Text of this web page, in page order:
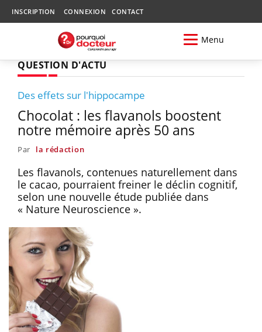
INSCRIPTION CONNEXION CONTACT
Menu
QUESTION D'ACTU
Des effets sur l'hippocampe
Chocolat : les flavanols boostent
notre mémoire après 50 ans
Par la rédaction
Les flavanols, contenues naturellement dans
le cacao, pourraient freiner le déclin cognitif,
selon une nouvelle étude publiée dans
« Nature Neuroscience ».